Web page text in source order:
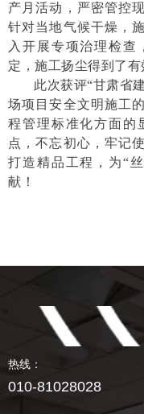
产月活动， 严密管控
针对当地气候干燥，
入开展专项治理检查
定，施工扬尘得到了有
此次获评“甘肃省
场项目安全文明施工
程管理标准化方面的
点，不忘初心，牢记
打造精品工程，为“
献！
热线：
010-81028028